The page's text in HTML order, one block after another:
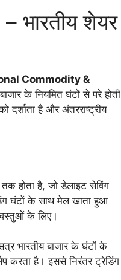
शेयर
Commodity &
के नियमित घंटों से परे होती
दर्शाता है और अंतरराष्ट्रीय
होता है, जो डेलाइट सेविंग
घंटों के साथ मेल खाता हुआ
वस्तुओं के लिए।
भारतीय बाजार के घंटों के
करता है। इससे निरंतर ट्रेडिंग